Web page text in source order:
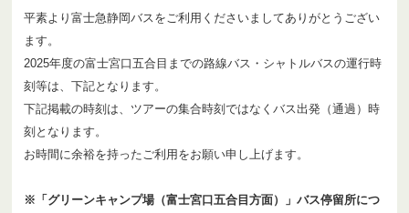
平素より富士急静岡バスをご利用くださいましてありがとうござい
ます。
2025年度の富士宮口五合目までの路線バス・シャトルバスの運行時
刻等は、下記となります。
下記掲載の時刻は、ツアーの集合時刻ではなくバス出発（通過）時
刻となります。
お時間に余裕を持ったご利用をお願い申し上げます。
※「グリーンキャンプ場（富士宮口五合目方面）」バス停留所につ